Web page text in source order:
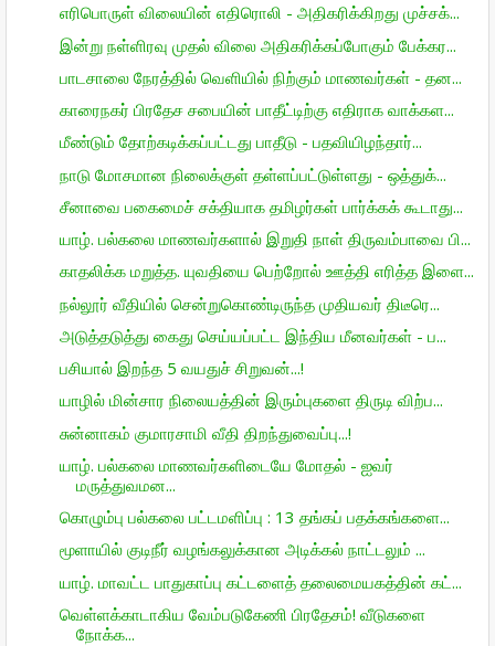
எரிபொருள் விலையின் எதிரொலி - அதிகரிக்கிறது முச்சக்...
இன்று நள்ளிரவு முதல் விலை அதிகரிக்கப்போகும் பேக்கர...
பாடசாலை நேரத்தில் வெளியில் நிற்கும் மாணவர்கள் - தன...
காரைநகர் பிரதேச சபையின் பாதீட்டிற்கு எதிராக வாக்கள...
மீண்டும் தோற்கடிக்கப்பட்டது பாதீடு - பதவியிழந்தார்...
நாடு மோசமான நிலைக்குள் தள்ளப்பட்டுள்ளது - ஒத்துக்...
சீனாவை பகைமைச் சக்தியாக தமிழர்கள் பார்க்கக் கூடாது...
யாழ். பல்கலை மாணவர்களால் இறுதி நாள் திருவம்பாவை பி...
காதலிக்க மறுத்த. யுவதியை பெற்றோல் ஊத்தி எரித்த இளை...
நல்லூர் வீதியில் சென்றுகொண்டிருந்த முதியவர் திடீரெ...
அடுத்தடுத்து கைது செய்யப்பட்ட இந்திய மீனவர்கள் - ப...
பசியால் இறந்த 5 வயதுச் சிறுவன்...!
யாழில் மின்சார நிலையத்தின் இரும்புகளை திருடி விற்ப...
சுன்னாகம் குமாரசாமி வீதி திறந்துவைப்பு...!
யாழ். பல்கலை மாணவர்களிடையே மோதல் - ஐவர்
மருத்துவமன...
கொழும்பு பல்கலை பட்டமளிப்பு : 13 தங்கப் பதக்கங்களை...
மூளாயில் குடிநீர் வழங்கலுக்கான அடிக்கல் நாட்டலும் ...
யாழ். மாவட்ட பாதுகாப்பு கட்டளைத் தலைமையகத்தின் கட்...
வெள்ளக்காடாகிய வேம்படுகேணி பிரதேசம்! வீடுகளை
நோக்க...